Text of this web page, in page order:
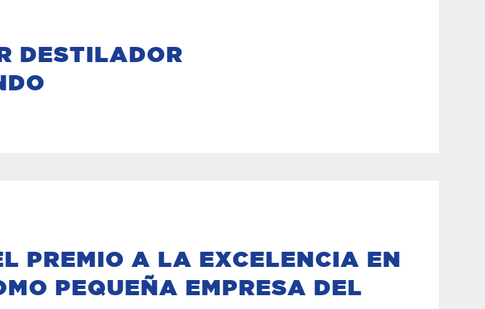
DESTILADOR
PREMIO A LA EXCELENCIA EN
PEQUEÑA EMPRESA DEL